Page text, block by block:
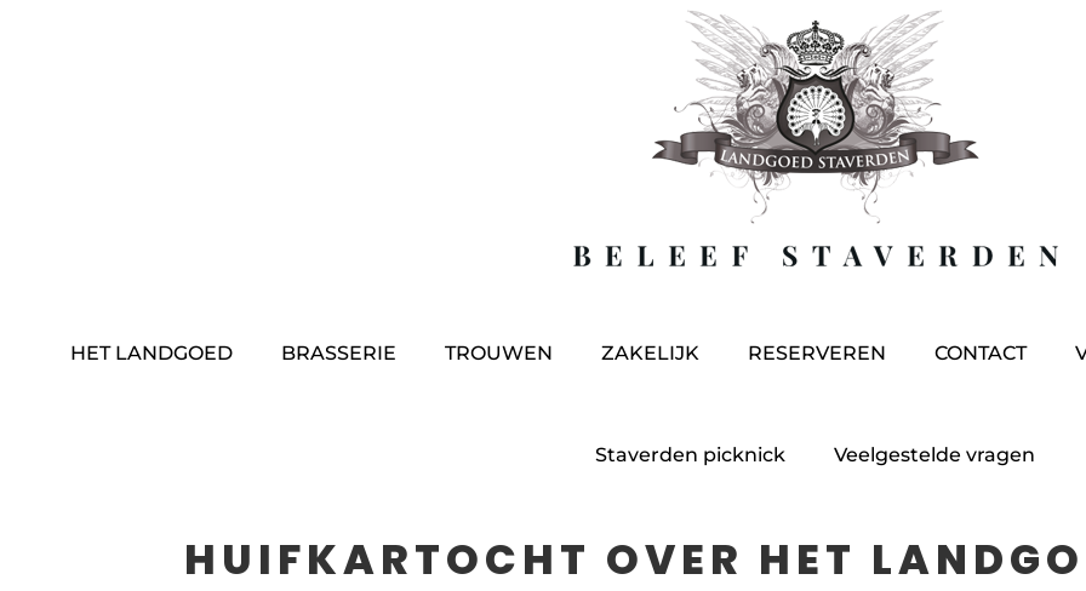
HET LANDGOED BRASSERIE TROUWEN ZAKELIJK RESERVEREN CONTACT
Staverden picknick Veelgestelde vragen
HUIFKARTOCHT OVER HET